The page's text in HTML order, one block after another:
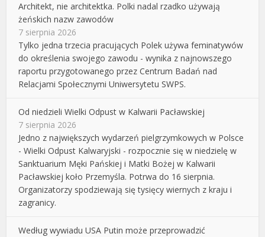
Architekt, nie architektka. Polki nadal rzadko używają
żeńskich nazw zawodów
7 sierpnia 2026
Tylko jedna trzecia pracujących Polek używa feminatywów
do określenia swojego zawodu - wynika z najnowszego
raportu przygotowanego przez Centrum Badań nad
Relacjami Społecznymi Uniwersytetu SWPS.
Od niedzieli Wielki Odpust w Kalwarii Pacławskiej
7 sierpnia 2026
Jedno z największych wydarzeń pielgrzymkowych w Polsce
- Wielki Odpust Kalwaryjski - rozpocznie się w niedzielę w
Sanktuarium Męki Pańskiej i Matki Bożej w Kalwarii
Pacławskiej koło Przemyśla. Potrwa do 16 sierpnia.
Organizatorzy spodziewają się tysięcy wiernych z kraju i
zagranicy.
Według wywiadu USA Putin może przeprowadzić